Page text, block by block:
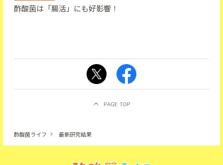
酢酸菌は「腸活」にも好影響！
酢酸菌ライフ 最新研究結果